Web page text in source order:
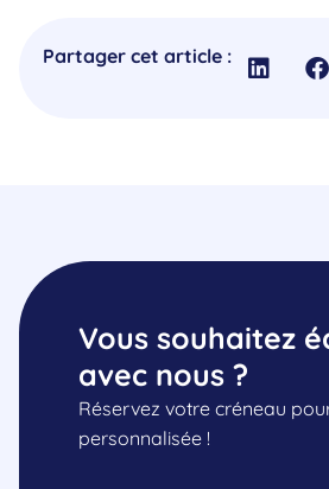
Partager cet article :
Vous souhaitez
avec nous ?
Réservez votre créneau
personnalisée !